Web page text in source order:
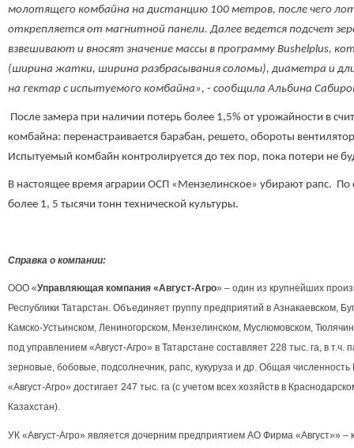
молотящего комбайна на дистанцию 100 метров, после чего
открепляется от магнитной панели. Далее ведется подсчет
взвешивают и вносят значение массы в программу Bushelplus,
(ширина жатки, ширина разбрасывания соломы), диаметра и
на гектар с испытуемого комбайна», - сообщила Альбина
После замера при наличии потерь более 1,5% от урожайности в
комбайна: перенастраивается барабан, решето, обороты
Испытуемый комбайн контролируется до тех пор, пока потери не
В настоящее время аграрии ОСП «Мензелинское» убирают рапс. По
более 1, 5 тысячи тонн технической культуры.
Справка о компании:
ООО «Управляющая компания «Август-Агро» – один из крупнейших
Республики Татарстан. Объединяет группу предприятий в Азнакаевском,
Камско-Устьинском, Лениногорском, Мензелинском, Муслюмовском,
под управлением «Август-Агро» в Татарстане составляет 228 тыс. га, в т.ч.
зерновые, бобовые, подсолнечник, рапс, кукуруза и др. Общая
«Август-Агро» достигает 247 тыс. га (с учетом всех хозяйств в
Казахстан).
УК «Август-Агро» является дочерним предприятием АО Фирма «Август»» –